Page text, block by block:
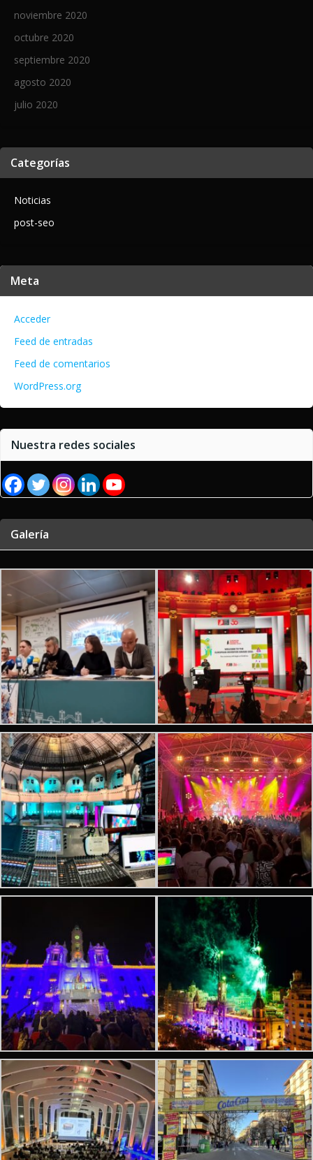
noviembre 2020
octubre 2020
septiembre 2020
agosto 2020
julio 2020
Categorías
Noticias
post-seo
Meta
Acceder
Feed de entradas
Feed de comentarios
WordPress.org
Nuestra redes sociales
Galería